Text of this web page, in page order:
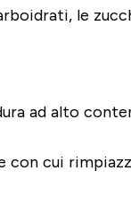
le
ad alto
con cui